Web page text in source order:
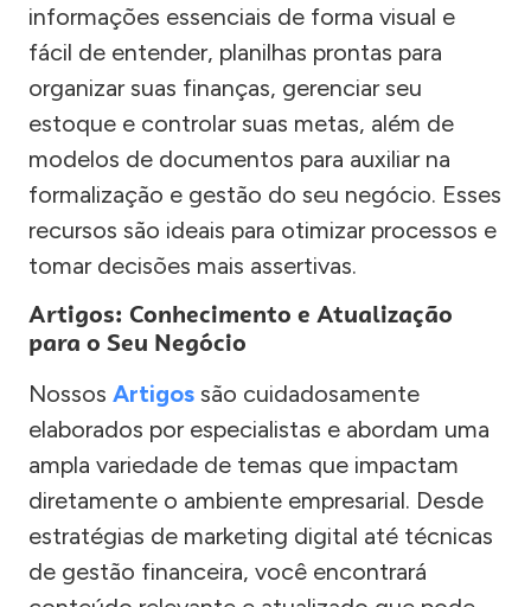
informações essenciais de forma visual e
fácil de entender, planilhas prontas para
organizar suas finanças, gerenciar seu
estoque e controlar suas metas, além de
modelos de documentos para auxiliar na
formalização e gestão do seu negócio. Esses
recursos são ideais para otimizar processos e
tomar decisões mais assertivas.
Artigos: Conhecimento e Atualização
para o Seu Negócio
Nossos Artigos são cuidadosamente
elaborados por especialistas e abordam uma
ampla variedade de temas que impactam
diretamente o ambiente empresarial. Desde
estratégias de marketing digital até técnicas
de gestão financeira, você encontrará